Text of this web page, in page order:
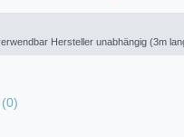
Hersteller unabhängig (3m
(0)